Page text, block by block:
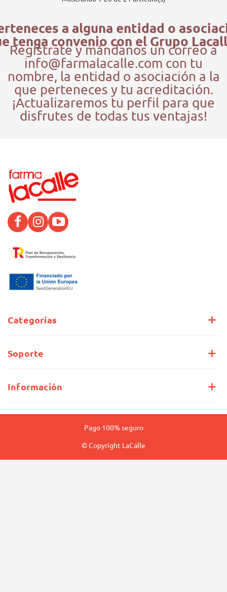
a alguna entidad o
tenga convenio con el Grupo
Regístrate y mándanos un correo a
info@farmalacalle.com con tu
nombre, la entidad o asociación a la
que perteneces y tu acreditación.
¡Actualizaremos tu perfil para que
disfrutes de todas tus ventajas!
Categorías
Soporte
Información
Pago 100% seguro
© Copyright LaCalle